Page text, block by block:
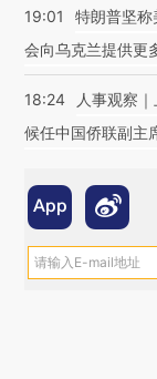
19:01
特朗普坚称
会向乌克兰提供更
18:24
人事观察
候任中国侨联副主